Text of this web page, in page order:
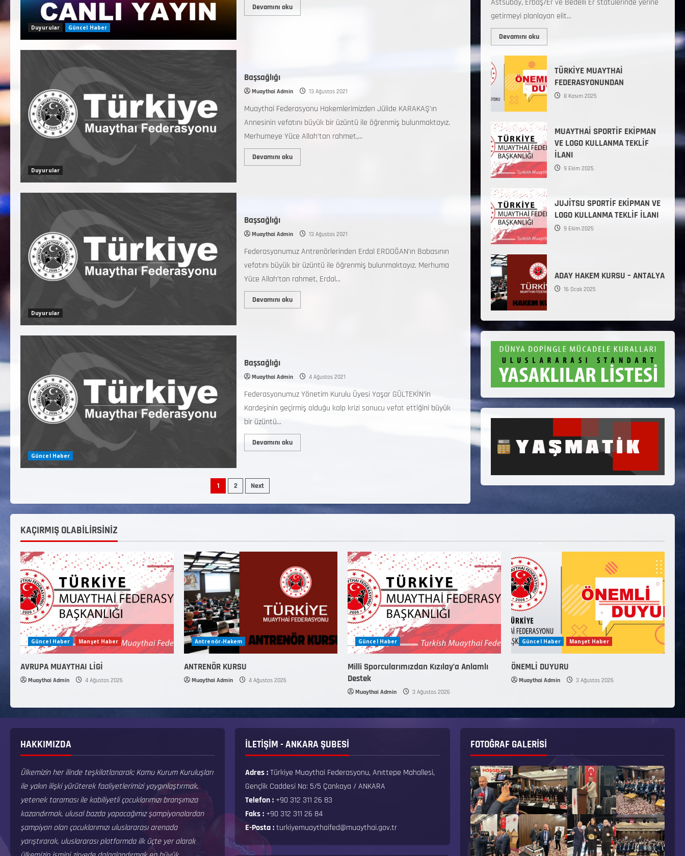
Duyurular Güncel Haber
Devamını oku
Duyurular
Başsağlığı
Muaythai Admin 13 Ağustos 2021
Muaythai Federasyonu Hakemlerimizden Jülide KARAKAŞ’ın
Annesinin vefatını büyük bir üzüntü ile öğrenmiş bulunmaktayız.
Merhumeye Yüce Allah’tan rahmet,...
Devamını oku
Duyurular
Başsağlığı
Muaythai Admin 13 Ağustos 2021
Federasyonumuz Antrenörlerinden Erdal ERDOĞAN’ın Babasının
vefatını büyük bir üzüntü ile öğrenmiş bulunmaktayız. Merhuma
Yüce Allah’tan rahmet, Erdal...
Devamını oku
Güncel Haber
Başsağlığı
Muaythai Admin 4 Ağustos 2021
Federasyonumuz Yönetim Kurulu Üyesi Yaşar GÜLTEKİN’in
Kardeşinin geçirmiş olduğu kalp krizi sonucu vefat ettiğini büyük
bir üzüntü...
Devamını oku
1 2 Next
Astsubay, Erbaş/Er ve Bedelli Er statülerinde yerine
getirmeyi planlayan elit...
Devamını oku
TÜRKİYE MUAYTHAİ
FEDERASYONUNDAN
8 Kasım 2025
MUAYTHAİ SPORTİF EKİPMAN
VE LOGO KULLANMA TEKLİF
İLANI
9 Ekim 2025
JUJİTSU SPORTİF EKİPMAN VE
LOGO KULLANMA TEKLİF İLANI
9 Ekim 2025
ADAY HAKEM KURSU – ANTALYA
16 Ocak 2025
KAÇIRMIŞ OLABİLİRSİNİZ
Güncel Haber Manşet Haber
AVRUPA MUAYTHAI LİGİ
Muaythai Admin 4 Ağustos 2026
Antrenör-Hakem
ANTRENÖR KURSU
Muaythai Admin 4 Ağustos 2026
Güncel Haber
Milli Sporcularımızdan Kızılay’a Anlamlı
Destek
Muaythai Admin 3 Ağustos 2026
Güncel Haber Manşet Haber
ÖNEMLİ DUYURU
Muaythai Admin 3 Ağustos 2026
HAKKIMIZDA
Ülkemizin her ilinde teşkilatlanarak; Kamu Kurum Kuruluşları
ile yakın ilişki yürüterek faaliyetlerimizi yaygınlaştırmak,
yetenek taraması ile kabiliyetli çocuklarımızı branşımıza
kazandırmak, ulusal bazda yapacağımız şampiyonalardan
şampiyon olan çocuklarımızı uluslararası arenada
yarıştırarak, uluslararası platformda ilk üçte yer alarak
İLETİŞİM - ANKARA ŞUBESİ
Adres :Türkiye Muaythai Federasyonu, Anıttepe Mahallesi,
Gençlik Caddesi No: 5/5 Çankaya / ANKARA
Telefon : +90 312 311 26 83
Faks : +90 312 311 26 84
E-Posta :turkiyemuaythaifed@muaythai.gov.tr
FOTOĞRAF GALERISI